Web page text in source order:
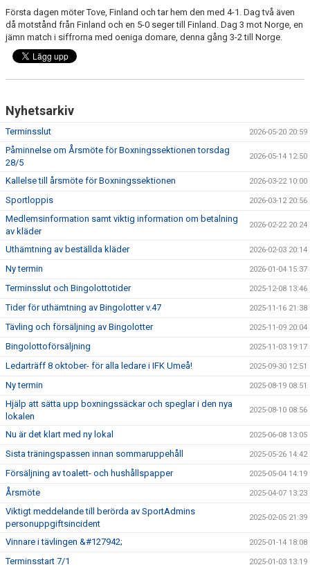
ÖVRIGA AKTIVITETER
FAQ
Första dagen möter Tove, Finland och tar hem den med 4-1. Dag två även
då motstånd från Finland och en 5-0 seger till Finland. Dag 3 mot Norge, en
jämn match i siffrorna med oeniga domare, denna gång 3-2 till Norge.
Nyhetsarkiv
Terminsslut 2026-05-20 20:59
Påminnelse om Årsmöte för Boxningssektionen torsdag
28/5
2026-05-14 12:50
Kallelse till årsmöte för Boxningssektionen 2026-03-22 10:00
Sportloppis 2026-03-12 20:56
Medlemsinformation samt viktig information om betalning
av kläder
2026-02-22 20:24
Uthämtning av beställda kläder 2026-02-03 20:14
Ny termin 2026-01-04 15:37
Terminsslut och Bingolottotider 2025-12-08 13:46
Tider för uthämtning av Bingolotter v.47 2025-11-16 21:38
Tävling och försäljning av Bingolotter 2025-11-09 20:04
Bingolottoförsäljning 2025-11-03 19:17
Ledarträff 8 oktober- för alla ledare i IFK Umeå! 2025-09-30 12:51
Ny termin 2025-08-19 08:51
Hjälp att sätta upp boxningssäckar och speglar i den nya
lokalen
2025-08-10 08:56
Nu är det klart med ny lokal 2025-06-08 13:05
Sista träningspassen innan sommaruppehåll 2025-05-26 14:42
Försäljning av toalett- och hushållspapper 2025-05-04 14:19
Årsmöte 2025-04-07 13:23
Viktigt meddelande till berörda av SportAdmins
personuppgiftsincident
2025-02-05 21:39
Vinnare i tävlingen &#127942; 2025-01-14 18:08
Terminsstart 7/1 2025-01-03 13:19